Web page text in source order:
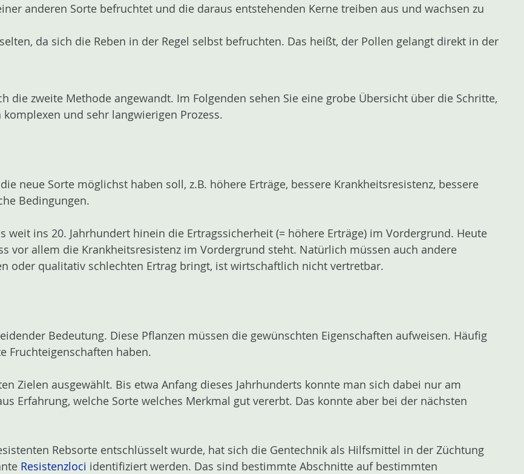
anderen Sorte befruchtet und die daraus entstehenden Kerne treiben aus und wachsen zu
da sich die Reben in der Regel selbst befruchten. Das heißt, der Pollen gelangt direkt in der
die zweite Methode angewandt. Im Folgenden sehen Sie eine grobe Übersicht über die Schritte,
und sehr langwierigen Prozess.
neue Sorte möglichst haben soll, z.B. höhere Erträge, bessere Krankheitsresistenz, bessere
Bedingungen.
weit ins 20. Jahrhundert hinein die Ertragssicherheit (= höhere Erträge) im Vordergrund. Heute
vor allem die Krankheitsresistenz im Vordergrund steht. Natürlich müssen auch andere
oder qualitativ schlechten Ertrag bringt, ist wirtschaftlich nicht vertretbar.
Bedeutung. Diese Pflanzen müssen die gewünschten Eigenschaften aufweisen. Häufig
Fruchteigenschaften haben.
Zielen ausgewählt. Bis etwa Anfang dieses Jahrhunderts konnte man sich dabei nur am
Erfahrung, welche Sorte welches Merkmal gut vererbt. Das konnte aber bei der nächsten
Rebsorte entschlüsselt wurde, hat sich die Gentechnik als Hilfsmittel in der Züchtung
Resistenzloci identifiziert werden. Das sind bestimmte Abschnitte auf bestimmten